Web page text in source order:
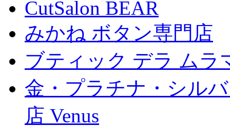
CutSalon BEAR
みかね ボタン専門店
ブティック デラ ムラ
金・プラチナ・シル
店 Venus